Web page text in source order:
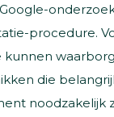
procedure.
die
noodzakelijk